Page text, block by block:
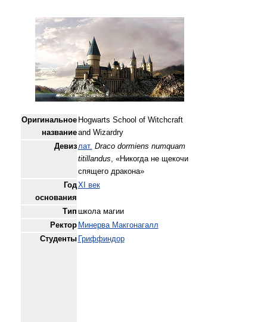
Оригинальное
название
Hogwarts School of Witchcraft
and Wizardry
Девизлат. Draco dormiens numquam
titillandus, «Никогда не щекочи
спящего дракона»
Год
основания
XI век
Тип школа магии
Ректор Минерва Макгонагалл
Студенты
Гриффиндор